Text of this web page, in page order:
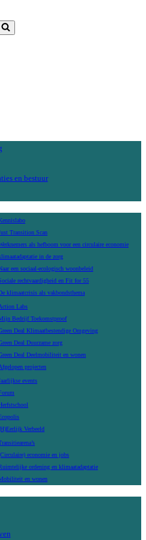
en bestuur
Transition Scan
als hefboom voor een circulaire economie
in de zorg
een sociaal-ecologisch woonbeleid
rechtvaardigheid en Fit for 55
klimaatcrisis als vakbondsthema
Labs
Bedrijf Toekomstproof
Deal Klimaatbestendige Omgeving
Deal Duurzame zorg
Deal Deelmobiliteit en wonen
projecten
events
Verbeeld
economie en jobs
ordening en klimaatadaptatie
en wonen